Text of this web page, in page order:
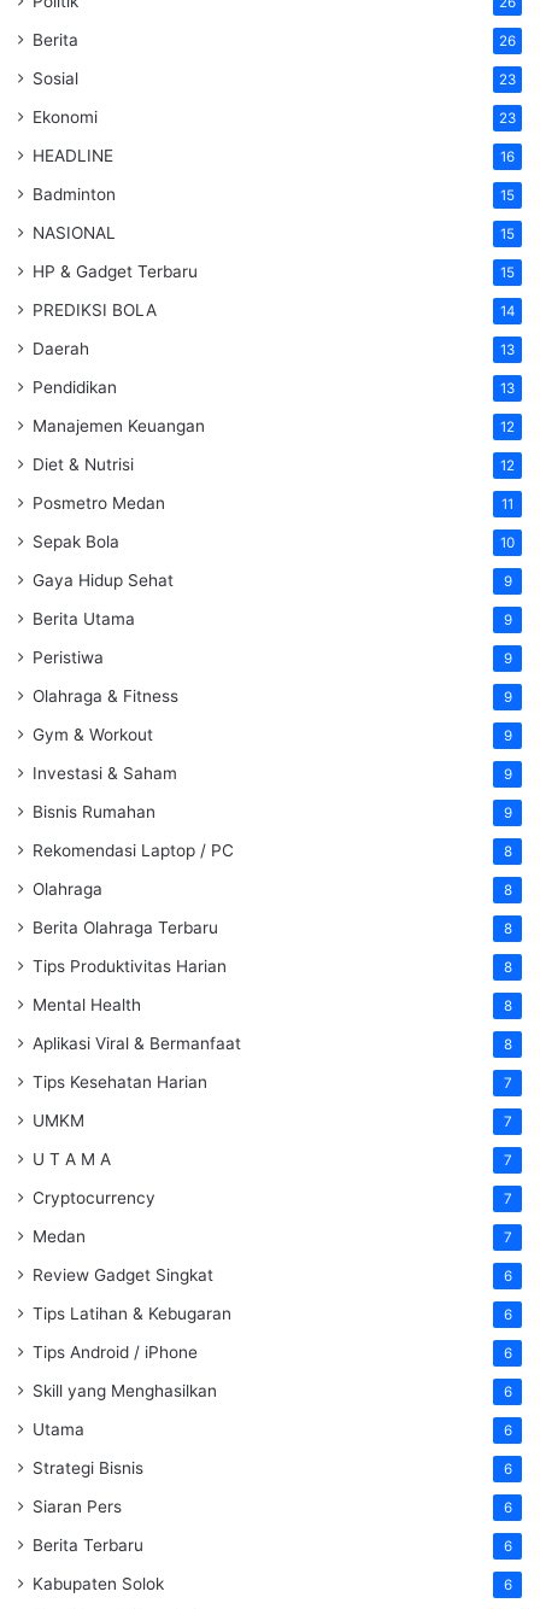
Berita 26
Sosial 23
Ekonomi 23
HEADLINE 16
Badminton 15
NASIONAL 15
HP & Gadget Terbaru 15
PREDIKSI BOLA 14
Daerah 13
Pendidikan 13
Manajemen Keuangan 12
Diet & Nutrisi 12
Posmetro Medan 11
Sepak Bola 10
Gaya Hidup Sehat 9
Berita Utama 9
Peristiwa 9
Olahraga & Fitness 9
Gym & Workout 9
Investasi & Saham 9
Bisnis Rumahan 9
Rekomendasi Laptop / PC 8
Olahraga 8
Berita Olahraga Terbaru 8
Tips Produktivitas Harian 8
Mental Health 8
Aplikasi Viral & Bermanfaat 8
Tips Kesehatan Harian 7
UMKM 7
U T A M A 7
Cryptocurrency 7
Medan 7
Review Gadget Singkat 6
Tips Latihan & Kebugaran 6
Tips Android / iPhone 6
Skill yang Menghasilkan 6
Utama 6
Strategi Bisnis 6
Siaran Pers 6
Berita Terbaru 6
Kabupaten Solok 6